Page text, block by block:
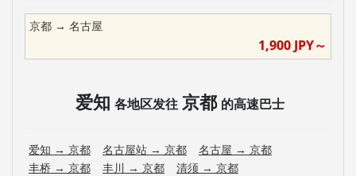
京都 → 名古屋
1,900 JPY～
爱知 各地区发往 京都 的高速巴士
爱知 → 京都 名古屋站 → 京都 名古屋 → 京都
丰桥 → 京都 丰川 → 京都 清须 → 京都